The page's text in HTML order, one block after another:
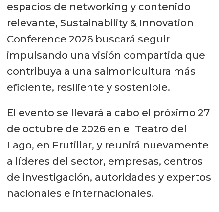
espacios de networking y contenido
relevante, Sustainability & Innovation
Conference 2026 buscará seguir
impulsando una visión compartida que
contribuya a una salmonicultura más
eficiente, resiliente y sostenible.
El evento se llevará a cabo el próximo 27
de octubre de 2026 en el Teatro del
Lago, en Frutillar, y reunirá nuevamente
a líderes del sector, empresas, centros
de investigación, autoridades y expertos
nacionales e internacionales.